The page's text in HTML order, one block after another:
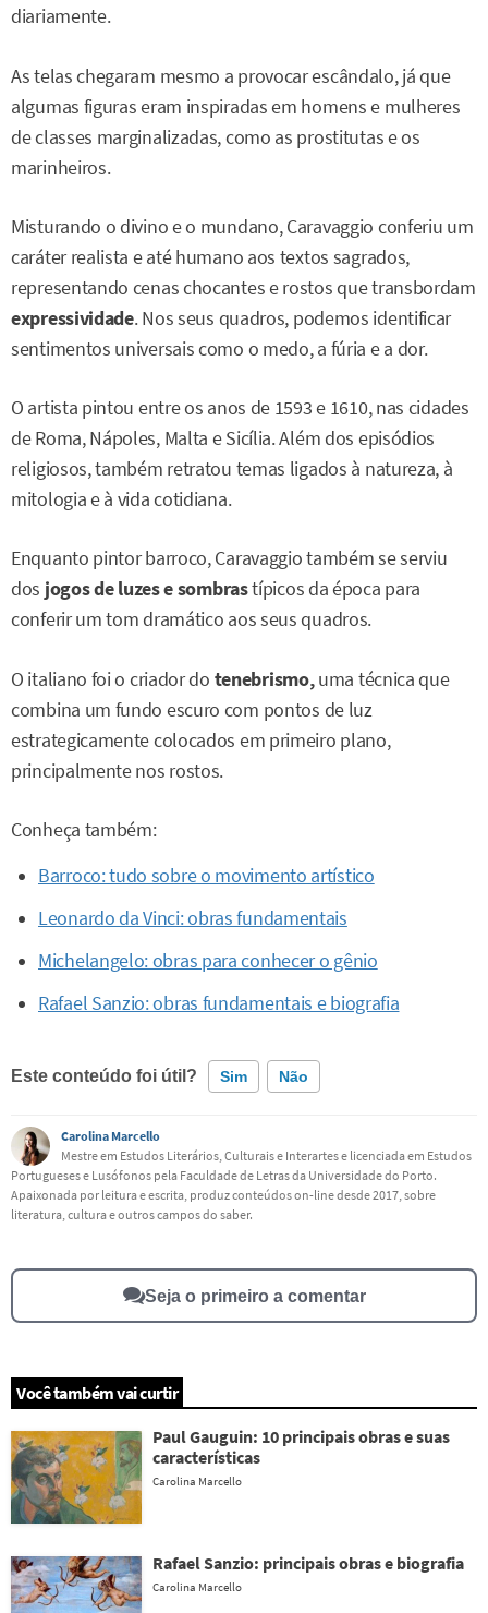
diariamente.
As telas chegaram mesmo a provocar escândalo, já que
algumas figuras eram inspiradas em homens e mulheres
de classes marginalizadas, como as prostitutas e os
marinheiros.
Misturando o divino e o mundano, Caravaggio conferiu um
caráter realista e até humano aos textos sagrados,
representando cenas chocantes e rostos que transbordam
expressividade. Nos seus quadros, podemos identificar
sentimentos universais como o medo, a fúria e a dor.
O artista pintou entre os anos de 1593 e 1610, nas cidades
de Roma, Nápoles, Malta e Sicília. Além dos episódios
religiosos, também retratou temas ligados à natureza, à
mitologia e à vida cotidiana.
Enquanto pintor barroco, Caravaggio também se serviu
dos jogos de luzes e sombrastípicos da época para
conferir um tom dramático aos seus quadros.
O italiano foi o criador do tenebrismo,uma técnica que
combina um fundo escuro com pontos de luz
estrategicamente colocados em primeiro plano,
principalmente nos rostos.
Conheça também:
Barroco: tudo sobre o movimento artístico
Leonardo da Vinci: obras fundamentais
Michelangelo: obras para conhecer o gênio
Rafael Sanzio: obras fundamentais e biografia
Este conteúdo foi útil? Sim Não
Este conteúdo contém informação incorreta
Este conteúdo não tem a informação que procuro
Carolina Marcello
Mestre em Estudos Literários, Culturais e Interartes e licenciada em Estudos
Portugueses e Lusófonos pela Faculdade de Letras da Universidade do Porto.
Apaixonada por leitura e escrita, produz conteúdos on-line desde 2017, sobre
literatura, cultura e outros campos do saber.
Seja o primeiro a comentar
Você também vai curtir
Paul Gauguin: 10 principais obras e suas
características
Carolina Marcello
Rafael Sanzio: principais obras e biografia
Carolina Marcello